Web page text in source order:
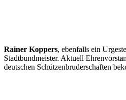
Rainer Koppers, ebenfalls ein
Stadtbundmeister. Aktuell
deutschen Schützenbruderschaften